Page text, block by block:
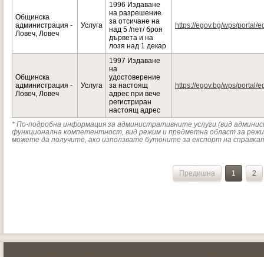
Общинска
администрация -
Ловеч, Ловеч
Услуга
1996 Издаване
на разрешение
за отсичане на
над 5 /пет/ броя
дървета и на
лозя над 1 декар
https://egov.bg/wps/portal/
Общинска
администрация -
Ловеч, Ловеч
Услуга
1997 Издаване
на
удостоверение
за настоящ
адрес при вече
регистриран
настоящ адрес
https://egov.bg/wps/portal/
* По-подробна информация за административните услуги (вид
функционална компетентност, вид режим и предметна област за
можете да получите, ако използвате бутоните за експорт на
Предишна 1 2